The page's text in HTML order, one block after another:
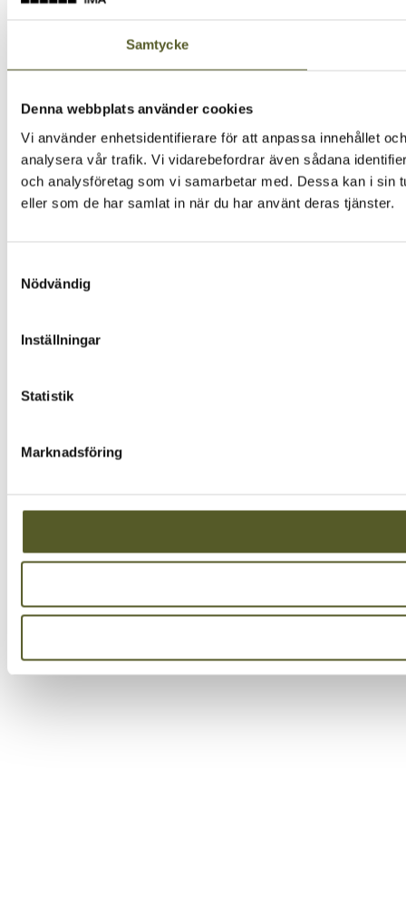
Samtycke
Denna webbplats använder cookies
Vi använder enhetsidentifierare för att anpassa innehållet
analysera vår trafik. Vi vidarebefordrar även sådana
och analysföretag som vi samarbetar med. Dessa kan i sin
eller som de har samlat in när du har använt deras tjänster.
Nödvändig
Inställningar
Statistik
Marknadsföring